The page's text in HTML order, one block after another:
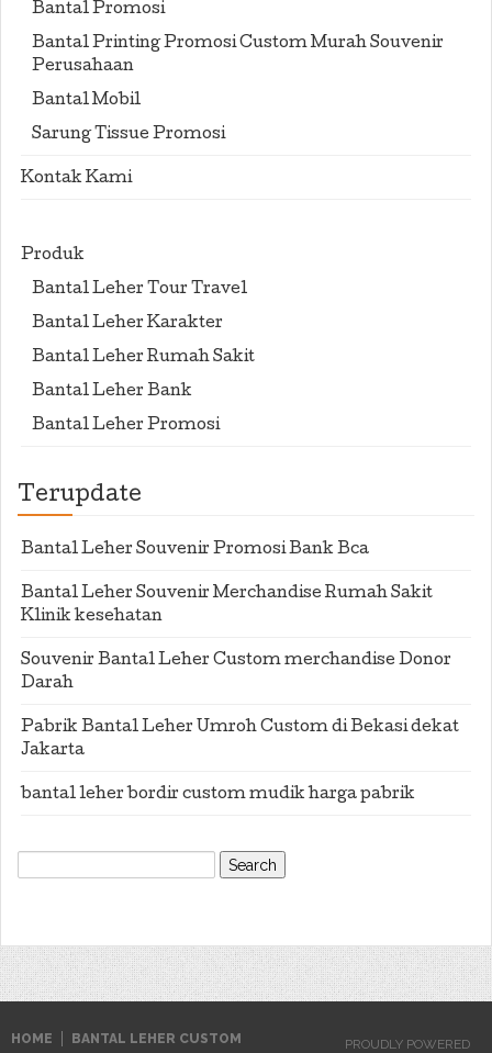
Bantal Promosi
Bantal Printing Promosi Custom Murah Souvenir
Perusahaan
Bantal Mobil
Sarung Tissue Promosi
Kontak Kami
Produk
Bantal Leher Tour Travel
Bantal Leher Karakter
Bantal Leher Rumah Sakit
Bantal Leher Bank
Bantal Leher Promosi
Terupdate
Bantal Leher Souvenir Promosi Bank Bca
Bantal Leher Souvenir Merchandise Rumah Sakit
Klinik kesehatan
Souvenir Bantal Leher Custom merchandise Donor
Darah
Pabrik Bantal Leher Umroh Custom di Bekasi dekat
Jakarta
bantal leher bordir custom mudik harga pabrik
Search
for:
HOME BANTAL LEHER CUSTOM PROUDLY POWERED